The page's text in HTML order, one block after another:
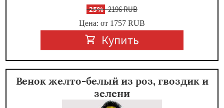
-25%2196 RUB
Цена: от 1757 RUB
Купить
Венок желто-белый из роз, гвоздик и
зелени